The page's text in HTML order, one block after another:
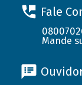
Fale
Mande